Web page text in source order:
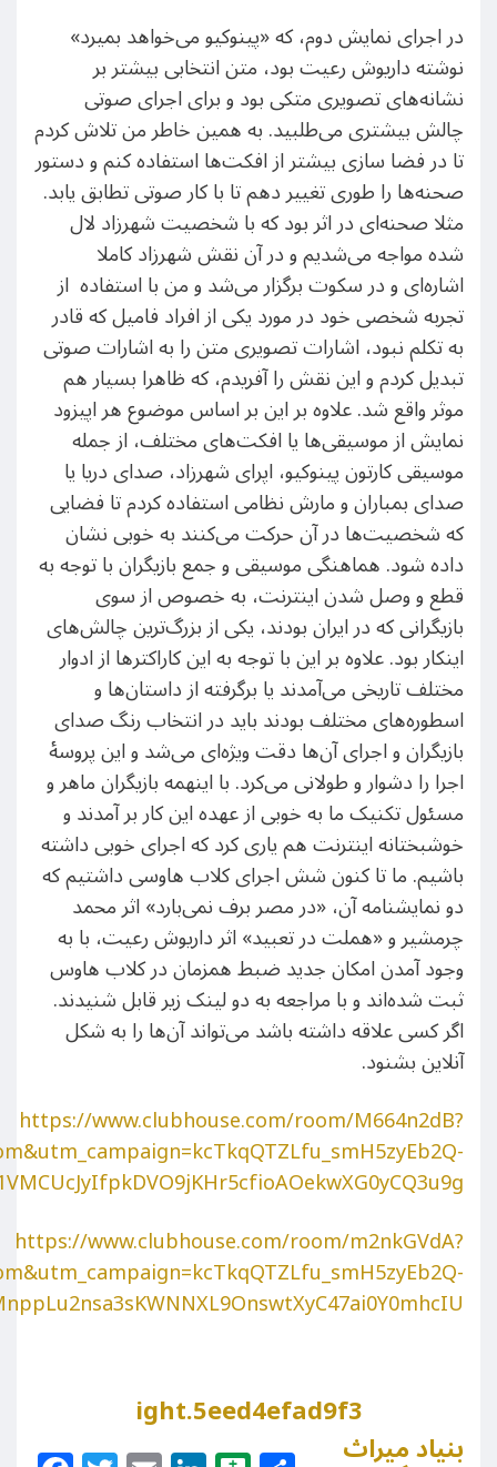
در اجرای نمایش دوم، که «پینوکیو می‌خواهد بمیرد»
نوشته داریوش رعیت بود، متن انتخابی بیشتر بر
نشانه‌های تصویری متکی بود و برای اجرای صوتی
چالش بیشتری می‌طلبید. به همین خاطر من تلاش کردم
تا در فضا سازی بیشتر از افکت‌ها استفاده کنم و دستور
صحنه‌ها را طوری تغییر دهم تا با کار صوتی تطابق یابد.
مثلا صحنه‌ای در اثر بود که با شخصیت شهرزاد لال
شده مواجه می‌شدیم و در آن نقش شهرزاد کاملا
اشاره‌ای و در سکوت برگزار می‌شد و من با استفاده از
تجربه شخصی خود در مورد یکی از افراد فامیل که قادر
به تکلم نبود، اشارات تصویری متن را به اشارات صوتی
تبدیل کردم و این نقش را آفریدم، که ظاهرا بسیار هم
موثر واقع شد. علاوه بر این بر اساس موضوع هر اپیزود
نمایش از موسیقی‌ها یا افکت‌های مختلف، از جمله
موسیقی کارتون پینوکیو، اپرای شهرزاد، صدای دریا یا
صدای بمباران و مارش نظامی استفاده کردم تا فضایی
که شخصیت‌ها در آن حرکت می‌کنند به خوبی نشان
داده شود. هماهنگی موسیقی و جمع بازیگران با توجه به
قطع و وصل شدن اینترنت، به خصوص از سوی
بازیگرانی که در ایران بودند، یکی از بزرگ‌ترین چالش‌های
اینکار بود. علاوه بر این با توجه به این کاراکتر‌ها از ادوار
مختلف تاریخی می‌آمدند یا برگرفته از داستان‌ها و
اسطوره‌های مختلف بودند باید در انتخاب رنگ صدای
بازیگران و اجرای آن‌ها دقت ویژه‌ای می‌شد و این پروسه‌ٔ
اجرا را دشوار و طولانی می‌کرد. با اینهمه بازیگران ماهر و
مسئول تکنیک ما به خوبی از عهده این کار بر آمدند و
خوشبختانه اینترنت هم یاری کرد که اجرای خوبی داشته
باشیم. ما تا کنون شش اجرای کلاب هاوسی داشتیم که
دو نمایشنامه آن، «در مصر برف نمی‌بارد» اثر محمد
چرمشیر و «هملت در تعبید» اثر داریوش رعیت، با به
وجود آمدن امکان جدید ضبط همزمان در کلاب هاوس
ثبت شده‌اند و با مراجعه به دو لینک زیر قابل شنیدند.
اگر کسی علاقه داشته باشد می‌تواند آن‌ها را به شکل
آنلاین بشنود.
https://www.clubhouse.com/room/M664n2dB?
https://www.clubhouse.com/room/m2nkGVdA?
ight.5eed4efad9f3
بنیاد میراث